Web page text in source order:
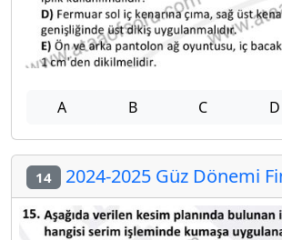
A B C D
14 2024-2025 Güz Dönemi